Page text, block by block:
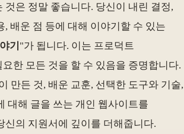
것은 정말 좋습니다. 당신이 내린 결정,
, 배운 점 등에 대해 이야기할 수 있는
기 "가 됩니다. 이는 프로덕트
한 모든 것을 할 수 있음을 증명합니다.
만든 것, 배운 교훈, 선택한 도구와 기술,
대해 글을 쓰는 개인 웹사이트를
신의 지원서에 깊이를 더해줍니다.